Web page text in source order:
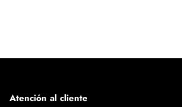
Atención al cliente